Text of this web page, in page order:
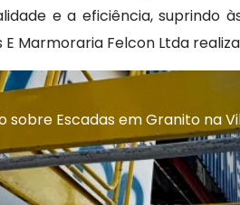
e a eficiência, suprindo
Marmoraria Felcon Ltda
Escadas em Granito na